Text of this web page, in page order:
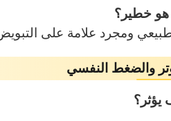
خطير؟
طبيعي ومجرد علامة على
يؤثر؟